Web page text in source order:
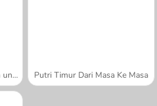
Penata Rambut Pernikahan untuk Putri Putri Timur Dari Masa Ke Masa